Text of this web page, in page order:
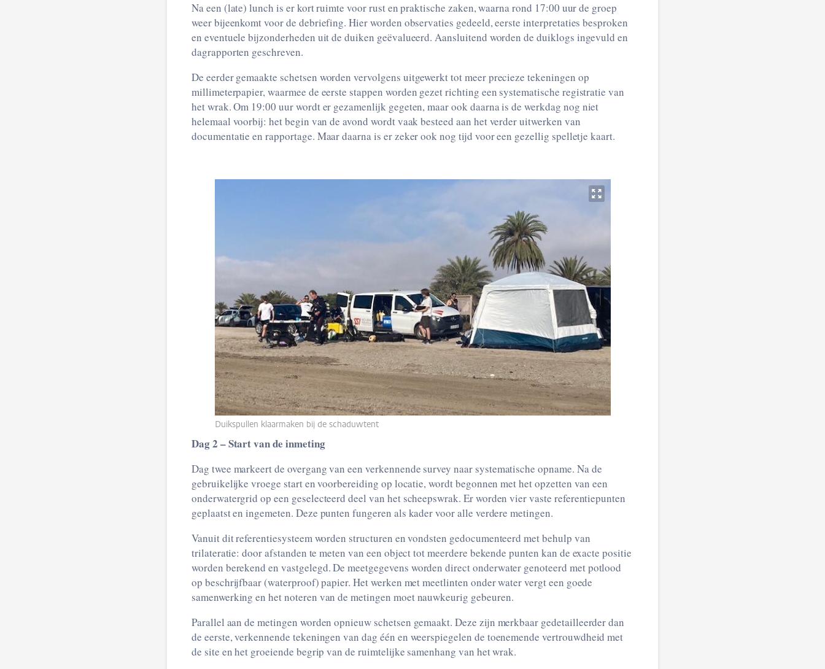
Na een (late) lunch is er kort ruimte voor rust en praktische zaken, waarna rond 17:00 uur de groep
weer bijeenkomt voor de debriefing. Hier worden observaties gedeeld, eerste interpretaties besproken
en eventuele bijzonderheden uit de duiken geëvalueerd. Aansluitend worden de duiklogs ingevuld en
dagrapporten geschreven.
De eerder gemaakte schetsen worden vervolgens uitgewerkt tot meer precieze tekeningen op
millimeterpapier, waarmee de eerste stappen worden gezet richting een systematische registratie van
het wrak. Om 19:00 uur wordt er gezamenlijk gegeten, maar ook daarna is de werkdag nog niet
helemaal voorbij: het begin van de avond wordt vaak besteed aan het verder uitwerken van
documentatie en rapportage. Maar daarna is er zeker ook nog tijd voor een gezellig spelletje kaart.
Duikspullen klaarmaken bij de schaduwtent
Dag 2 – Start van de inmeting
Dag twee markeert de overgang van een verkennende survey naar systematische opname. Na de
gebruikelijke vroege start en voorbereiding op locatie, wordt begonnen met het opzetten van een
onderwatergrid op een geselecteerd deel van het scheepswrak. Er worden vier vaste referentiepunten
geplaatst en ingemeten. Deze punten fungeren als kader voor alle verdere metingen.
Vanuit dit referentiesysteem worden structuren en vondsten gedocumenteerd met behulp van
trilateratie: door afstanden te meten van een object tot meerdere bekende punten kan de exacte positie
worden berekend en vastgelegd. De meetgegevens worden direct onderwater genoteerd met potlood
op beschrijfbaar (waterproof) papier. Het werken met meetlinten onder water vergt een goede
samenwerking en het noteren van de metingen moet nauwkeurig gebeuren.
Parallel aan de metingen worden opnieuw schetsen gemaakt. Deze zijn merkbaar gedetailleerder dan
de eerste, verkennende tekeningen van dag één en weerspiegelen de toenemende vertrouwdheid met
de site en het groeiende begrip van de ruimtelijke samenhang van het wrak.